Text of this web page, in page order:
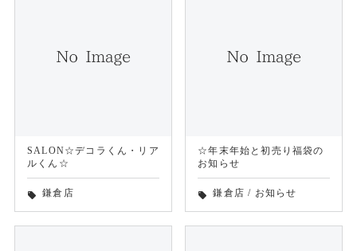
SALON☆デコラくん・リア
ルくん☆
local_offer 鎌倉店
☆年末年始と初売り福袋の
お知らせ
local_offer 鎌倉店 / お知らせ